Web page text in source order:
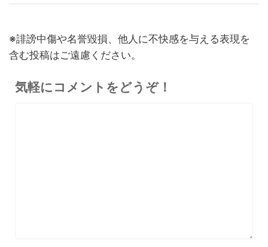
※誹謗中傷や名誉毀損、他人に不快感を与える表現を
含む投稿はご遠慮ください。
気軽にコメントをどうぞ！